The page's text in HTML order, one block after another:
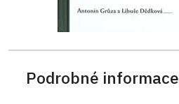
Podrobné informace